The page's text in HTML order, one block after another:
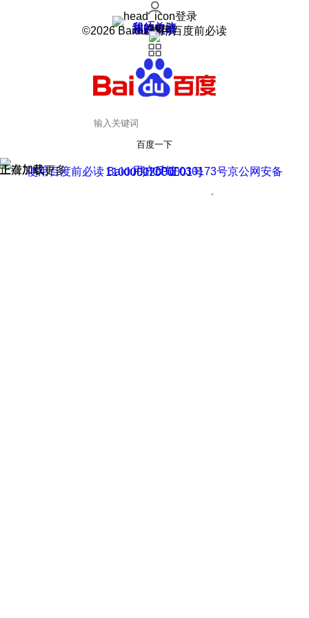
登录
我的关注
我的收藏
皮肤中心
用户反馈
设置
©2026 Baidu 使用百度前必读
百度一下
正在加载
上滑加载更多 用户反馈
使用百度前必读 Baidu 京ICP证030173号
京公网安备11000002000001号